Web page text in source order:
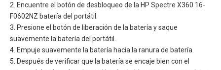
2. Encuentre el botón de desbloqueo de la HP Spectre X360 16-
F0602NZ batería del portátil.
3. Presione el botón de liberación de la batería y saque
suavemente la batería del portátil.
4. Empuje suavemente la batería hacia la ranura de batería.
5. Después de verificar que la batería se encaje bien con el